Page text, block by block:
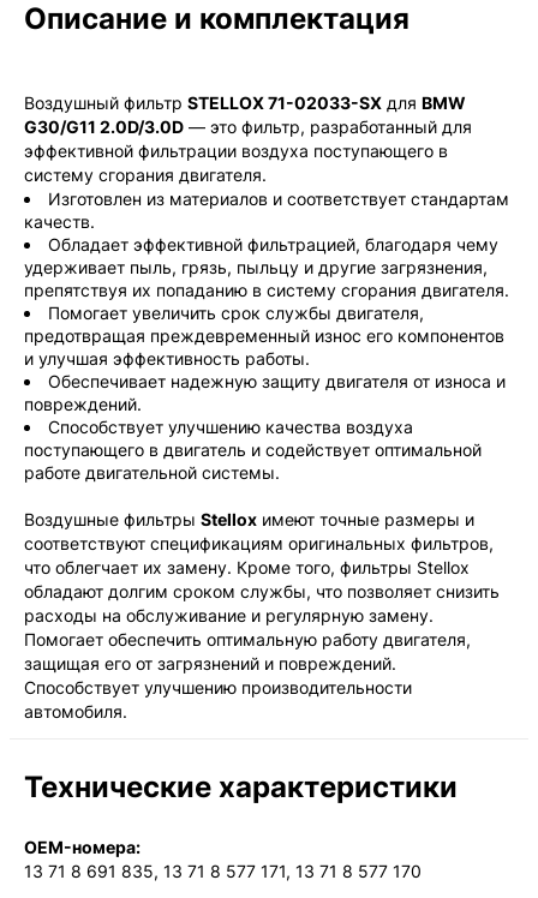
СДЭК — Курьер
1-3 дня, от 385 ₽
Описание и комплектация
Воздушный фильтр STELLOX 71-02033-SX для BMW
G30/G11 2.0D/3.0D — это фильтр, разработанный для
эффективной фильтрации воздуха поступающего в
систему сгорания двигателя.
Изготовлен из материалов и соответствует стандартам
качеств.
Обладает эффективной фильтрацией, благодаря чему
удерживает пыль, грязь, пыльцу и другие загрязнения,
препятствуя их попаданию в систему сгорания двигателя.
Помогает увеличить срок службы двигателя,
предотвращая преждевременный износ его компонентов
и улучшая эффективность работы.
Обеспечивает надежную защиту двигателя от износа и
повреждений.
Способствует улучшению качества воздуха
поступающего в двигатель и содействует оптимальной
работе двигательной системы.
Воздушные фильтры Stellox имеют точные размеры и
соответствуют спецификациям оригинальных фильтров,
что облегчает их замену. Кроме того, фильтры Stellox
обладают долгим сроком службы, что позволяет снизить
расходы на обслуживание и регулярную замену.
Помогает обеспечить оптимальную работу двигателя,
защищая его от загрязнений и повреждений.
Способствует улучшению производительности
автомобиля.
Технические характеристики
OEM-номера:
13 71 8 691 835, 13 71 8 577 171, 13 71 8 577 170